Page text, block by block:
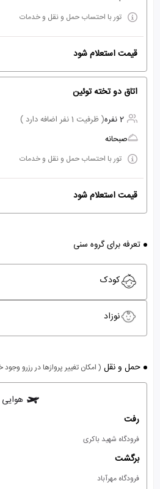
تور با احتساب حمل و نقل و خدمات
قیمت استعلام شود
اتاق دو تخته توئین
2 نفره
( ظرفیت 1 نفر اضافه دارد )
صبحانه
تور با احتساب حمل و نقل و خدمات
قیمت استعلام شود
تعرفه برای گروه سنی
کودک
نوزاد
حمل و نقل ( امکان تغییر پروازها در رزرو
هوایی
رفت
فرودگاه شهید باکری
برگشت
فرودگاه مهرآباد